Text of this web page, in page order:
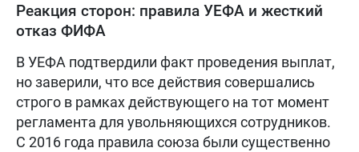
Реакция сторон: правила УЕФА и жесткий
отказ ФИФА
В УЕФА подтвердили факт проведения выплат,
но заверили, что все действия совершались
строго в рамках действующего на тот момент
регламента для увольняющихся сотрудников.
С 2016 года правила союза были существенно